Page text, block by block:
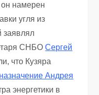
намерен
угля из
заявлял
СНБОСергей
что Кузяра
назначение Андрея
энергетики в